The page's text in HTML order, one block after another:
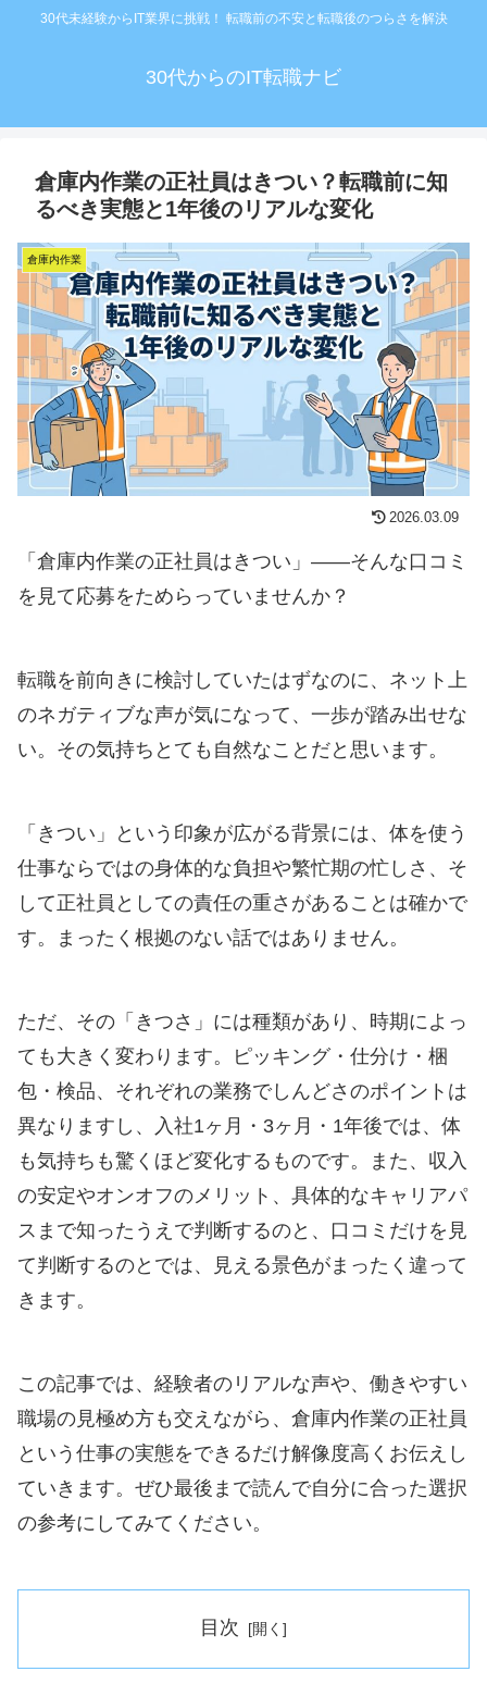
30代未経験からIT業界に挑戦！ 転職前の不安と転職後のつらさを解決
30代からのIT転職ナビ
倉庫内作業の正社員はきつい？転職前に知
るべき実態と1年後のリアルな変化
倉庫内作業
2026.03.09
「倉庫内作業の正社員はきつい」——そんな口コミ
を見て応募をためらっていませんか？
転職を前向きに検討していたはずなのに、ネット上
のネガティブな声が気になって、一歩が踏み出せな
い。その気持ちとても自然なことだと思います。
「きつい」という印象が広がる背景には、体を使う
仕事ならではの身体的な負担や繁忙期の忙しさ、そ
して正社員としての責任の重さがあることは確かで
す。まったく根拠のない話ではありません。
ただ、その「きつさ」には種類があり、時期によっ
ても大きく変わります。ピッキング・仕分け・梱
包・検品、それぞれの業務でしんどさのポイントは
異なりますし、入社1ヶ月・3ヶ月・1年後では、体
も気持ちも驚くほど変化するものです。また、収入
の安定やオンオフのメリット、具体的なキャリアパ
スまで知ったうえで判断するのと、口コミだけを見
て判断するのとでは、見える景色がまったく違って
きます。
この記事では、経験者のリアルな声や、働きやすい
職場の見極め方も交えながら、倉庫内作業の正社員
という仕事の実態をできるだけ解像度高くお伝えし
ていきます。ぜひ最後まで読んで自分に合った選択
の参考にしてみてください。
目次